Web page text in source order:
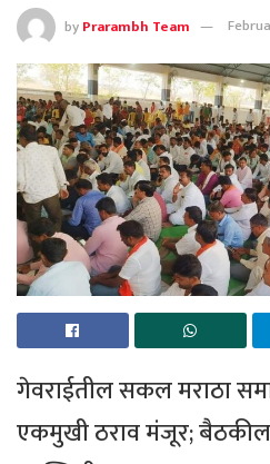
byPrarambh Team
गेवराईतील सकल मराठा
एकमुखी ठराव मंजूर;